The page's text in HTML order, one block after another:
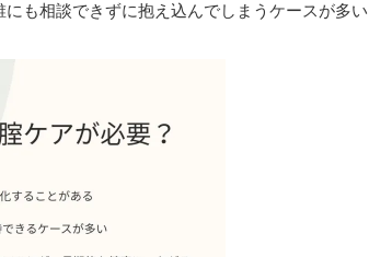
も相談できずに抱え込んでしまうケースが多い